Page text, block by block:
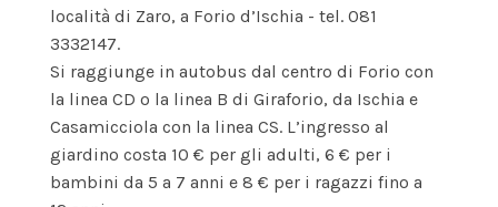
località di Zaro, a Forio d’Ischia - tel. 081
3332147.
Si raggiunge in autobus dal centro di Forio con
la linea CD o la linea B di Giraforio, da Ischia e
Casamicciola con la linea CS. L’ingresso al
giardino costa 10 € per gli adulti, 6 € per i
bambini da 5 a 7 anni e 8 € per i ragazzi fino a